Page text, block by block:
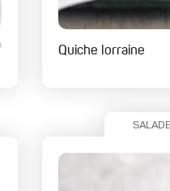
Quiche lorraine
SALADE